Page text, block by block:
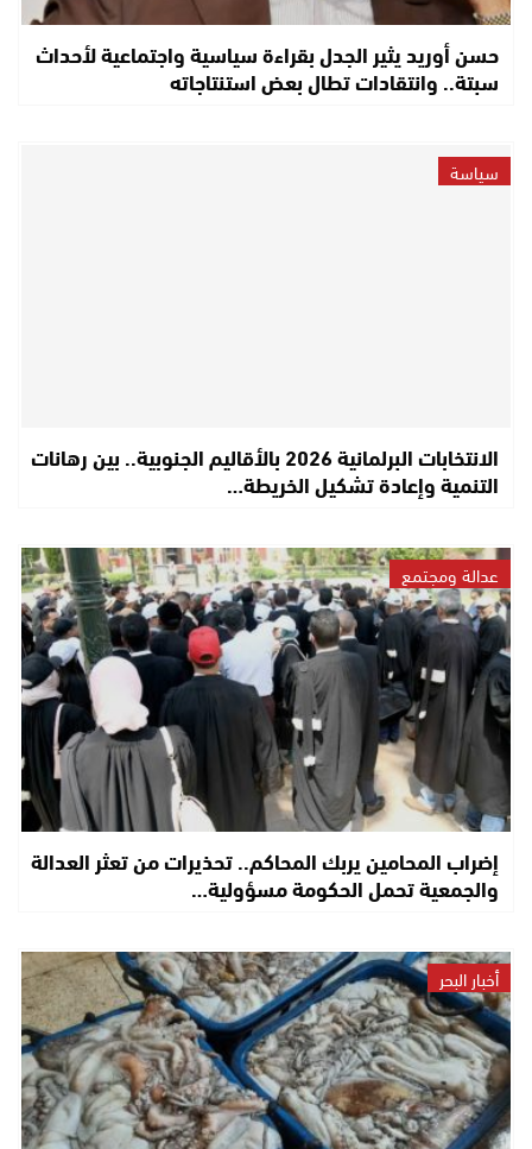
حسن أوريد يثير الجدل بقراءة سياسية واجتماعية لأحداث
سبتة.. وانتقادات تطال بعض استنتاجاته
سياسة
الانتخابات البرلمانية 2026 بالأقاليم الجنوبية.. بين رهانات
التنمية وإعادة تشكيل الخريطة…
عدالة ومجتمع
إضراب المحامين يربك المحاكم.. تحذيرات من تعثر العدالة
والجمعية تحمل الحكومة مسؤولية…
أخبار البحر